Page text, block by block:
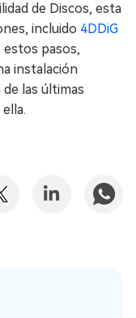
de Discos, esta
incluido 4DDiG
estos pasos,
instalación
las últimas